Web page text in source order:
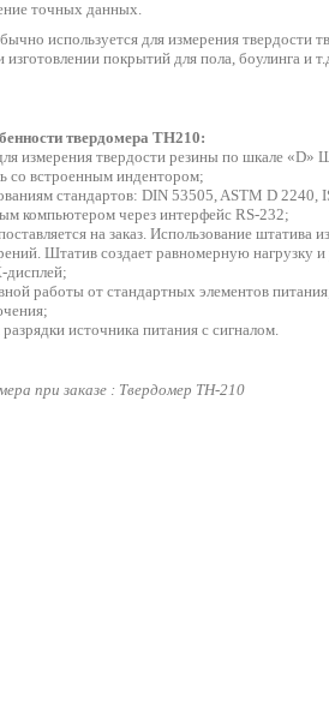
точных данных.
используется для измерения твердости
покрытий для пола, боулинга и
твердомера TH210:
измерения твердости резины по шкале «D»
со встроенным индентором;
стандартов: DIN 53505, ASTM D 2240,
компьютером через интерфейс RS-232;
на заказ. Использование штатива
Штатив создает равномерную
работы от стандартных элементов
источника питания с сигналом.
при заказе : Твердомер ТН-210